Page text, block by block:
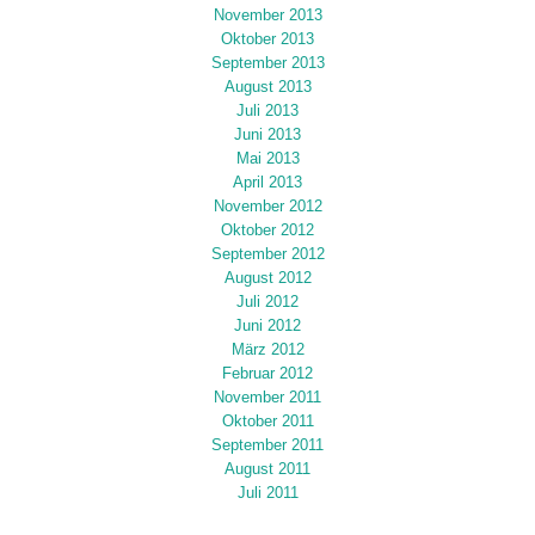
November 2013
Oktober 2013
September 2013
August 2013
Juli 2013
Juni 2013
Mai 2013
April 2013
November 2012
Oktober 2012
September 2012
August 2012
Juli 2012
Juni 2012
März 2012
Februar 2012
November 2011
Oktober 2011
September 2011
August 2011
Juli 2011